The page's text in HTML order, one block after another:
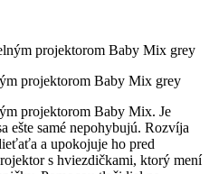
projektorom Baby Mix grey
projektorom Baby Mix. Je
ešte samé nepohybujú. Rozvíja
a upokojuje ho pred
s hviezdičkami, ktorý mení